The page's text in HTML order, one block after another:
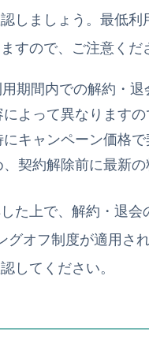
しましょう。最低
すので、ご注意くだ
期間内での解約・
よって異なります
キャンペーン価格
契約解除前に最新
た上で、解約・退
グオフ制度が適用さ
してください。